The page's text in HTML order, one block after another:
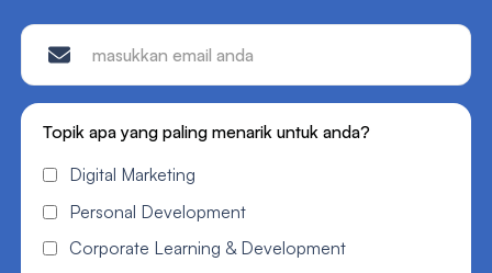
Topik apa yang paling menarik untuk anda?
Digital Marketing
Personal Development
Corporate Learning & Development